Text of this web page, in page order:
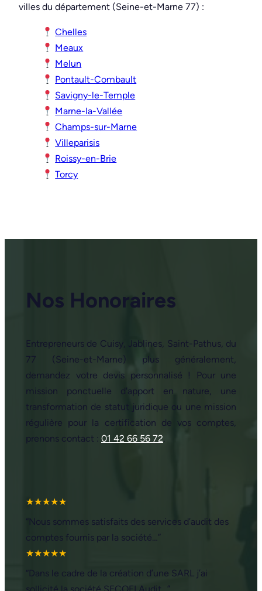
villes du département (Seine-et-Marne 77) :
Chelles
Meaux
Melun
Pontault-Combault
Savigny-le-Temple
Marne-la-Vallée
Champs-sur-Marne
Villeparisis
Roissy-en-Brie
Torcy
Nos Honoraires
Entrepreneurs de Cuisy, Jablines, Saint-Pathus, du
77 (Seine-et-Marne) plus généralement,
demandez votre devis personnalisé ! Pour une
mission ponctuelle d'apport en nature, une
transformation de statut juridique ou une mission
régulière pour la certification de vos comptes,
prenons contact : 01 42 66 56 72.
★★★★★
“Nous sommes satisfaits des services d’audit des
comptes fournis par la société…”
★★★★★
“Dans le cadre de la création d’une SARL j’ai